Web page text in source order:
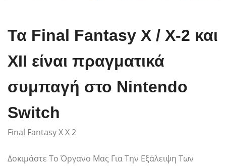
Τα Final Fantasy X / X-2 και
XII είναι πραγματικά
συμπαγή στο Nintendo
Switch
Final Fantasy X X 2
Δοκιμάστε Το Όργανο Μας Για Την Εξάλειψη Των